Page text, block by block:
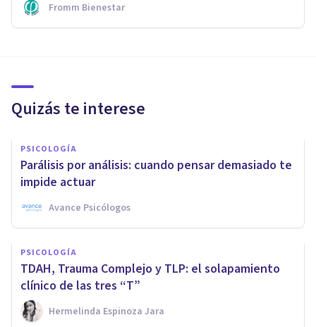
Fromm Bienestar
Quizás te interese
PSICOLOGÍA
Parálisis por análisis: cuando pensar demasiado te
impide actuar
Avance Psicólogos
PSICOLOGÍA
TDAH, Trauma Complejo y TLP: el solapamiento
clínico de las tres “T”
Hermelinda Espinoza Jara